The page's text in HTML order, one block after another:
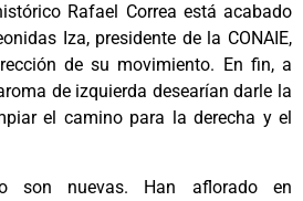
Rafael Correa está acabado
Iza, presidente de la CONAIE,
de su movimiento. En fin, a
de izquierda desearían darle la
el camino para la derecha y el
son nuevas. Han aflorado en